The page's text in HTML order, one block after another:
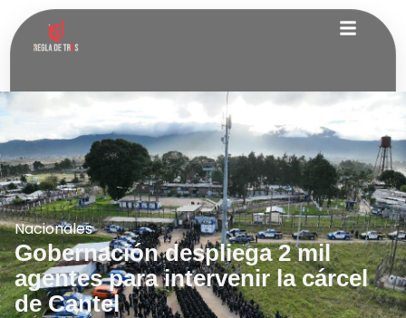
Nacionales
Gobernación despliega 2 mil
agentes para intervenir la cárcel
de Cantel